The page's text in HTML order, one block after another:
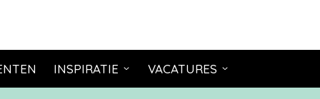
INSPIRATIE VACATURES